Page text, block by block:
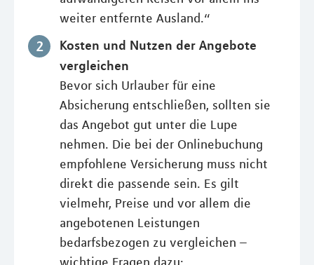
weiter entfernte Ausland.“
Kosten und Nutzen der Angebote
vergleichen
Bevor sich Urlauber für eine
Absicherung entschließen, sollten sie
das Angebot gut unter die Lupe
nehmen. Die bei der Onlinebuchung
empfohlene Versicherung muss nicht
direkt die passende sein. Es gilt
vielmehr, Preise und vor allem die
angebotenen Leistungen
bedarfsbezogen zu vergleichen –